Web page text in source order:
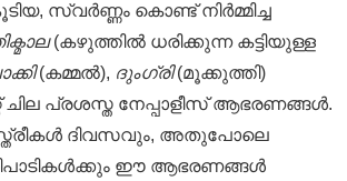
സ്വർണ്ണം കൊണ്ട് നിർമ്മിച്ച
(കഴുത്തിൽ ധരിക്കുന്ന കട്ടിയുള്ള
(കമ്മൽ), ദുംഗ്രി(മൂക്കുത്തി)
ചില പ്രശസ്ത നേപ്പാളീസ് ആഭരണങ്ങൾ.
ദിവസവും, അതുപോലെ
ഈ ആഭരണങ്ങൾ